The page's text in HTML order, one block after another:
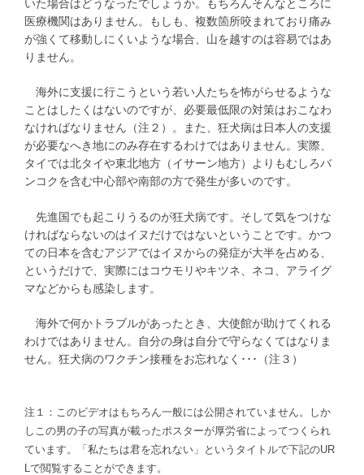
いた場合はどうなったでしょうか。もちろんそんなところに
医療機関はありません。もしも、複数箇所咬まれており痛み
が強くて移動しにくいような場合、山を越すのは容易ではあ
りません。
海外に支援に行こうという若い人たちを怖がらせるような
ことはしたくはないのですが、必要最低限の対策はおこなわ
なければなりません（注２）。また、狂犬病は日本人の支援
が必要なへき地にのみ存在するわけではありません。実際、
タイでは北タイや東北地方（イサーン地方）よりもむしろバ
ンコクを含む中心部や南部の方で発生が多いのです。
先進国でも起こりうるのが狂犬病です。そして気をつけな
ければならないのはイヌだけではないということです。かつ
ての日本を含むアジアではイヌからの発症が大半を占める、
というだけで、実際にはコウモリやキツネ、ネコ、アライグ
マなどからも感染します。
海外で何かトラブルがあったとき、大使館が助けてくれる
わけではありません。自分の身は自分で守らなくてはなりま
せん。狂犬病のワクチン接種をお忘れなく･･･（注３）
注１：このビデオはもちろん一般には公開されていません。しか
しこの男の子の写真が載ったポスターが厚労省によってつくられ
ています。「私たちは君を忘れない」というタイトルで下記のUR
Lで閲覧することができます。